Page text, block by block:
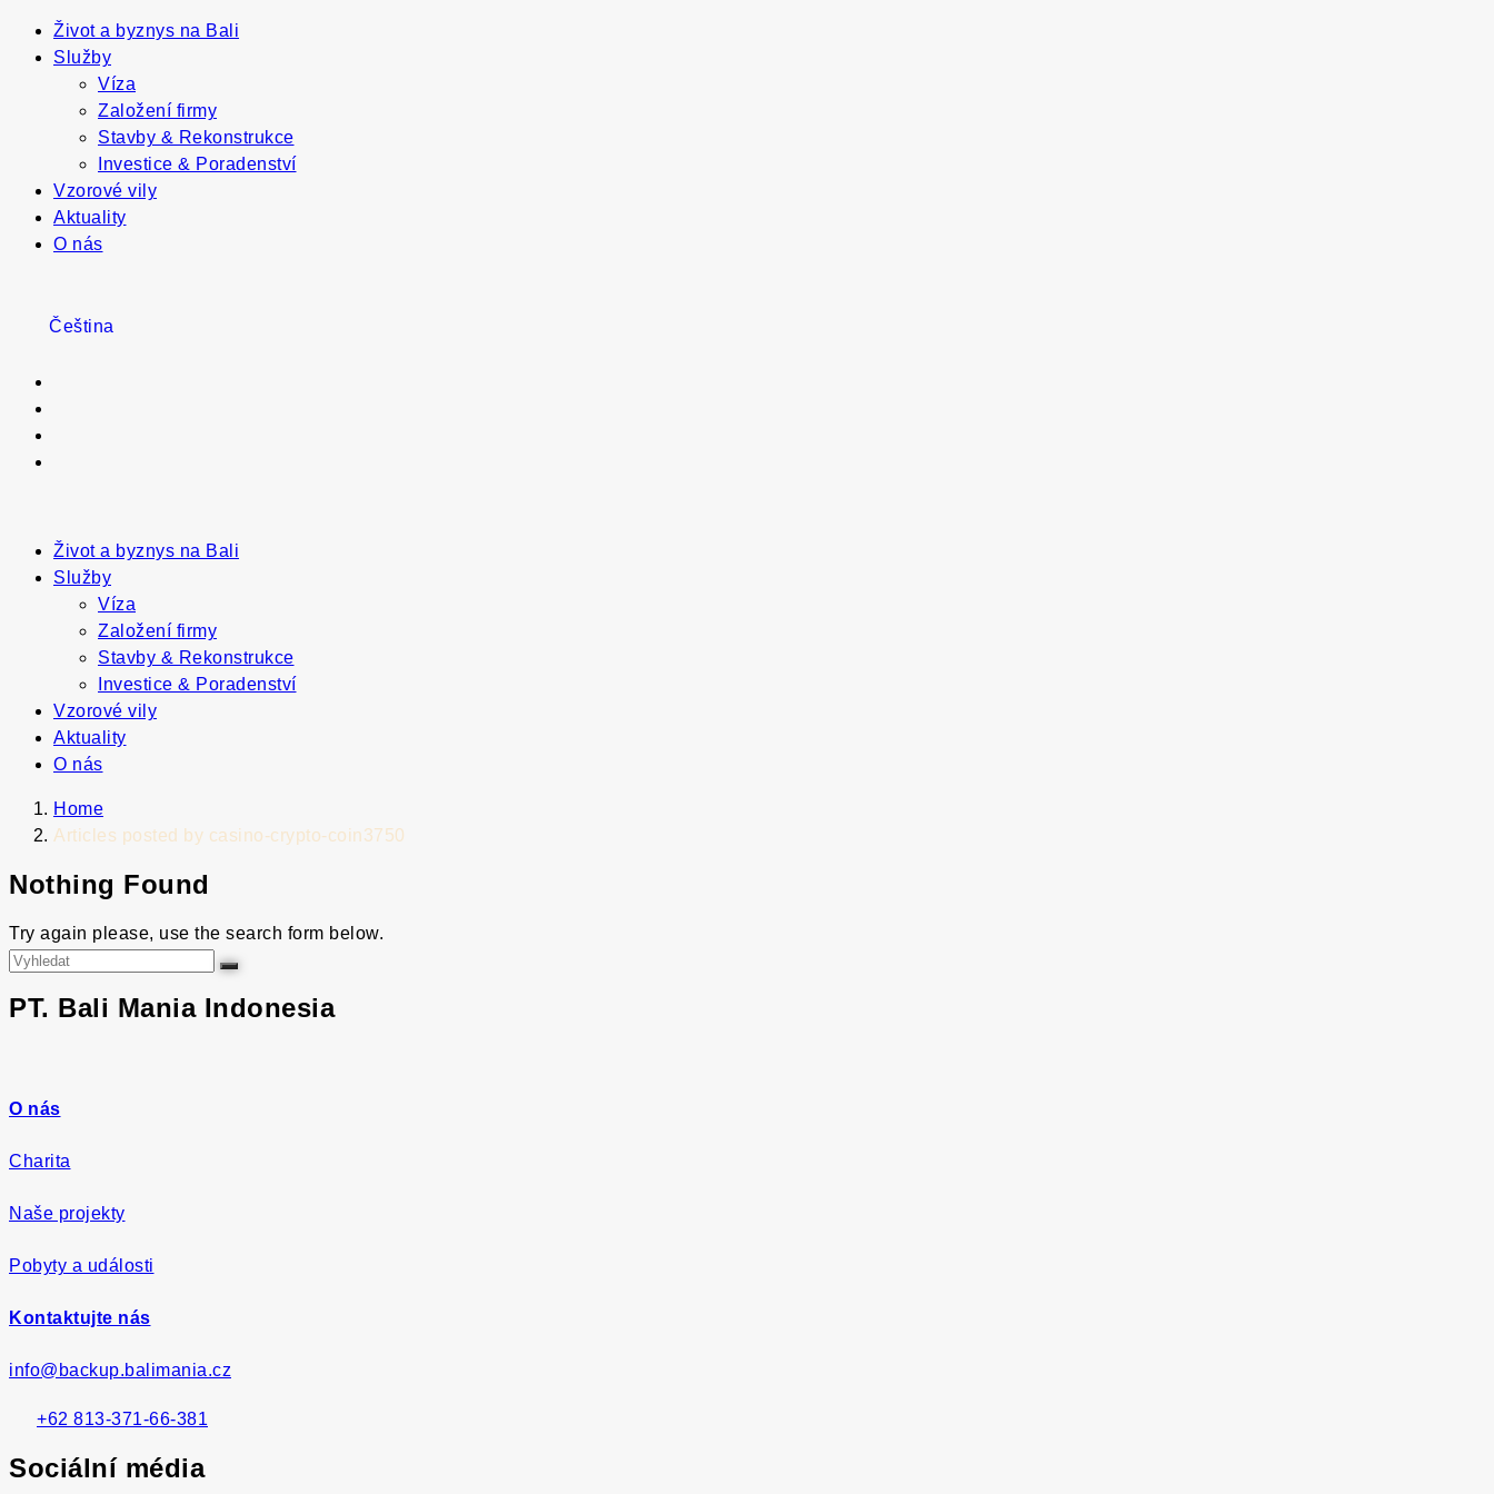
Život a byznys na Bali
Služby
Víza
Založení firmy
Stavby & Rekonstrukce
Investice & Poradenství
Vzorové vily
Aktuality
O nás
Čeština
Život a byznys na Bali
Služby
Víza
Založení firmy
Stavby & Rekonstrukce
Investice & Poradenství
Vzorové vily
Aktuality
O nás
Home
Articles posted by casino-crypto-coin3750
Nothing Found
Try again please, use the search form below.
PT. Bali Mania Indonesia
O nás
Charita
Naše projekty
Pobyty a události
Kontaktujte nás
info@backup.balimania.cz
+62 813-371-66-381
Sociální média